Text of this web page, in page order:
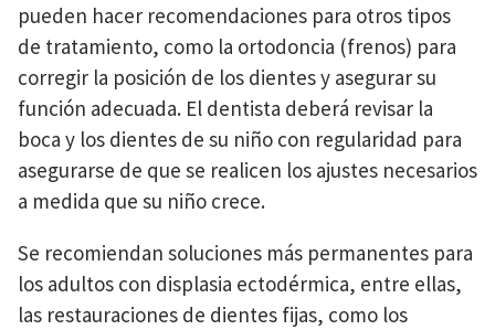
pueden hacer recomendaciones para otros tipos
de tratamiento, como la ortodoncia (frenos) para
corregir la posición de los dientes y asegurar su
función adecuada. El dentista deberá revisar la
boca y los dientes de su niño con regularidad para
asegurarse de que se realicen los ajustes necesarios
a medida que su niño crece.
Se recomiendan soluciones más permanentes para
los adultos con displasia ectodérmica, entre ellas,
las restauraciones de dientes fijas, como los